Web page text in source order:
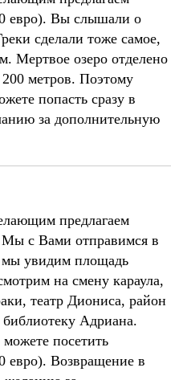
евро). Вы слышали о
сделали тоже самое,
Мертвое озеро отделено
200 метров. Поэтому
попасть сразу в
за дополнительную
предлагаем
Мы с Вами отправимся в
увидим площадь
на смену караула,
театр Диониса, район
Адриана.
посетить
евро). Возвращение в